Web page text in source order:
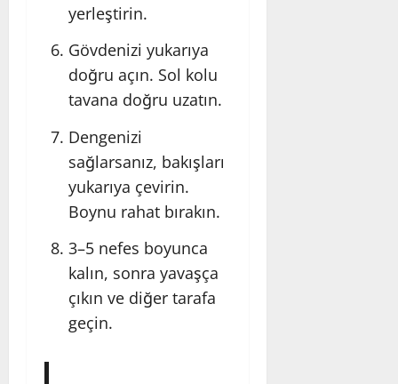
yerleştirin.
Gövdenizi yukarıya
doğru açın. Sol kolu
tavana doğru uzatın.
Dengenizi
sağlarsanız, bakışları
yukarıya çevirin.
Boynu rahat bırakın.
3–5 nefes boyunca
kalın, sonra yavaşça
çıkın ve diğer tarafa
geçin.